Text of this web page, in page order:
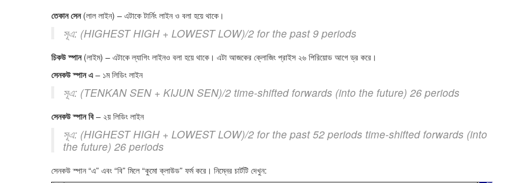
তেকান সেন(লাল লাইন) – এটাকে টার্নিং লাইন ও বলা হয়ে থাকে।
সূএ: (HIGHEST HIGH + LOWEST LOW)/2 for the past 9 periods
চিকউ স্পান(লাইম) – এটাকে ল্যাগিং লাইনও বলা হয়ে থাকে। এটা আজকের ক্লোজিং প্রাইস ২৬ পিরিয়োড আগে ড্র করে।
সেনকউ স্পান এ – ১ম লিডিং লাইন
সূএ: (TENKAN SEN + KIJUN SEN)/2 time-shifted forwards (into the future) 26 periods
সেনকউ স্পান বি – ২য় লিডিং লাইন
সূএ: (HIGHEST HIGH + LOWEST LOW)/2 for the past 52 periods time-shifted forwards (into
the future) 26 periods
সেনকউ স্পান “এ” এবং “বি” মিলে “কুমো ক্লাউড” ফর্ম করে। নিম্নের চার্টটি দেখুন: